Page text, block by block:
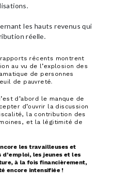
les hauts revenus qui
réelle.
récents montrent
au vu de l’explosion des
de personnes
de pauvreté.
d’abord le manque de
d’ouvrir la discussion
la contribution des
et la légitimité de
les travailleuses et
les jeunes et les
à la fois financièrement,
encore intensifiée !